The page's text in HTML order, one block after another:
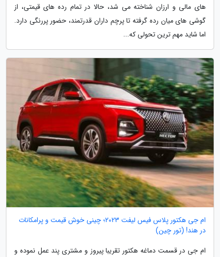
های مالی و ارزان شناخته می شد، حالا در تمام رده های قیمتی، از
گوشی های میان رده گرفته تا پرچم داران قدرتمند، حضور پررنگی دارد.
اما شاید مهم ترین تحولی که...
ام جی هکتور پلاس فیس لیفت 2023؛ چینی خوش قیمت و پرامکانات
در هند! (تور چین)
ام جی در قسمت دماغه هکتور تقریبا پیروز و مشتری پند عمل نموده و